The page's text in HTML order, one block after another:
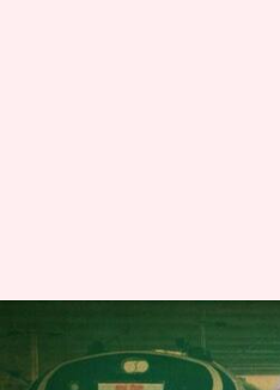
ప్రధాని
పర్యటన వాయిదా